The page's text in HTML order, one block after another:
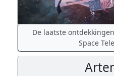
De laatste
Space